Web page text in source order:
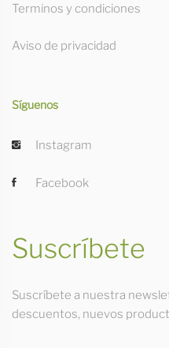
Terminos y condiciones
Aviso de privacidad
Síguenos
Instagram
Facebook
Suscríbete
Suscríbete a nuestra
descuentos, nuevos